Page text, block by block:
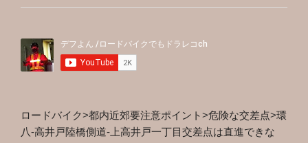
ロードバイク>都内近郊要注意ポイント>危険な交差点>環
八-高井戸陸橋側道-上高井戸一丁目交差点は直進できな